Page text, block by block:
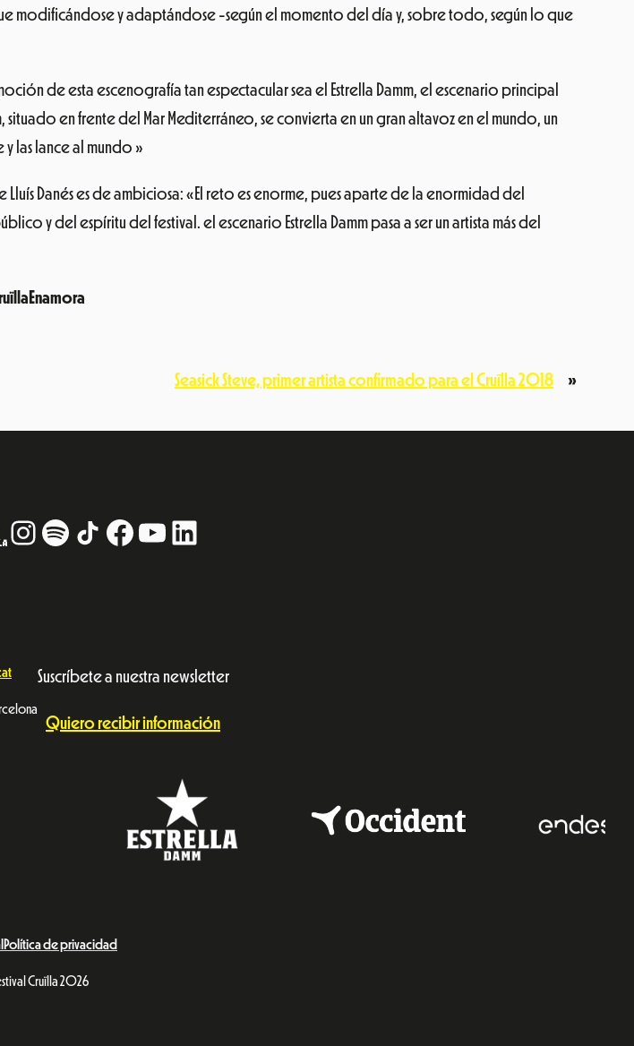
modificándose y adaptándose -según el momento del día y, sobre todo, según lo que
de esta escenografía tan espectacular sea el Estrella Damm, el escenario principal
en frente del Mar Mediterráneo, se convierta en un gran altavoz en el mundo, un
las lance al mundo »
Danés es de ambiciosa: «El reto es enorme, pues aparte de la enormidad del
y del espíritu del festival. el escenario Estrella Damm pasa a ser un artista más del
Seasick Steve, primer artista confirmado para el Cruïlla 2018 »
Instagram
# TikTokFacebook
YouTube
LinkedIn
Suscríbete a nuestra newsletter
Quiero recibir información
Política de privacidad
Cruïlla 2026